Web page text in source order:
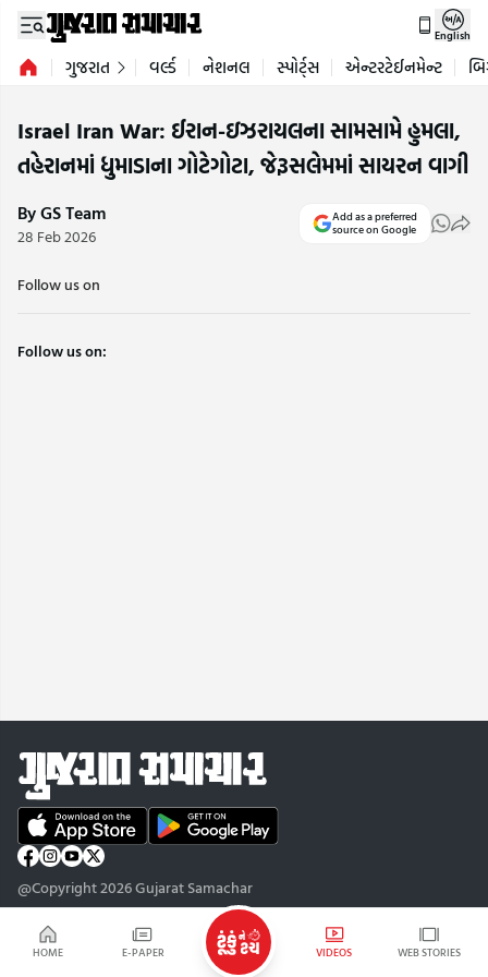
HOME E-PAPER VIDEOS WEB STORIES
English
ગુજરાત વર્લ્ડ નેશનલ સ્પોર્ટ્સ એન્ટરટેઈનમેન્ટ
Israel Iran War: ઈરાન-ઇઝરાયલના સામસામે હુમલા,
તહેરાનમાં ધુમાડાના ગોટેગોટા, જેરૂસલેમમાં સાયરન વાગી
By GS Team
28 Feb 2026
Add as a preferred
source on Google
Follow us on
Follow us on:
@Copyright 2026 Gujarat Samachar